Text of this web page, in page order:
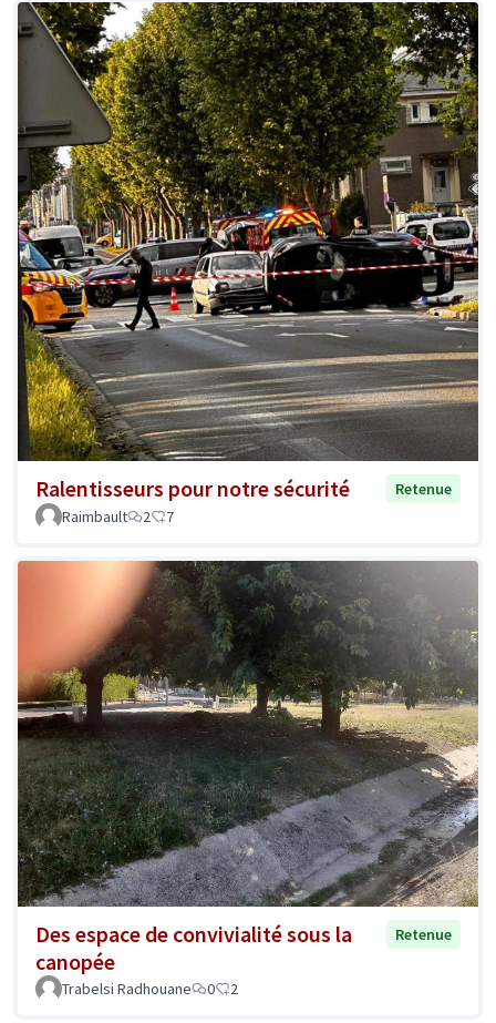
Ralentisseurs pour notre sécurité
Retenue
Raimbault
2 7
Des espace de convivialité sous la
canopée
Retenue
Trabelsi Radhouane 0 2